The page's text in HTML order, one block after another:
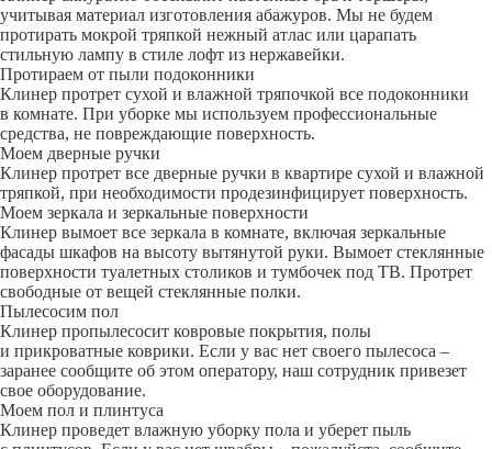
учитывая материал изготовления абажуров. Мы не будем
протирать мокрой тряпкой нежный атлас или царапать
стильную лампу в стиле лофт из нержавейки.
Протираем от пыли подоконники
Клинер протрет сухой и влажной тряпочкой все подоконники
в комнате. При уборке мы используем профессиональные
средства, не повреждающие поверхность.
Моем дверные ручки
Клинер протрет все дверные ручки в квартире сухой и влажной
тряпкой, при необходимости продезинфицирует поверхность.
Моем зеркала и зеркальные поверхности
Клинер вымоет все зеркала в комнате, включая зеркальные
фасады шкафов на высоту вытянутой руки. Вымоет стеклянные
поверхности туалетных столиков и тумбочек под ТВ. Протрет
свободные от вещей стеклянные полки.
Пылесосим пол
Клинер пропылесосит ковровые покрытия, полы
и прикроватные коврики. Если у вас нет своего пылесоса –
заранее сообщите об этом оператору, наш сотрудник привезет
свое оборудование.
Моем пол и плинтуса
Клинер проведет влажную уборку пола и уберет пыль